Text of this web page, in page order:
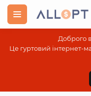
Доброго
Це гуртовий інтернет-